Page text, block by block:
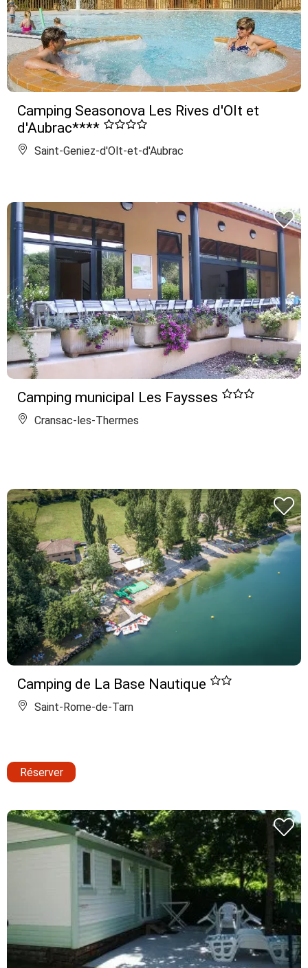
Camping Seasonova Les Rives d'Olt et
d'Aubrac****
Saint-Geniez-d'Olt-et-d'Aubrac
Camping municipal Les Faysses
Cransac-les-Thermes
Camping de La Base Nautique
Saint-Rome-de-Tarn
Réserver